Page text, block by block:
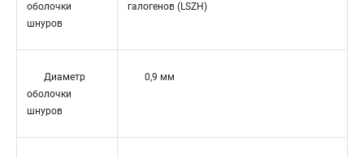
оболочки
шнуров
галогенов (LSZH)
Диаметр
оболочки
шнуров
0,9 мм